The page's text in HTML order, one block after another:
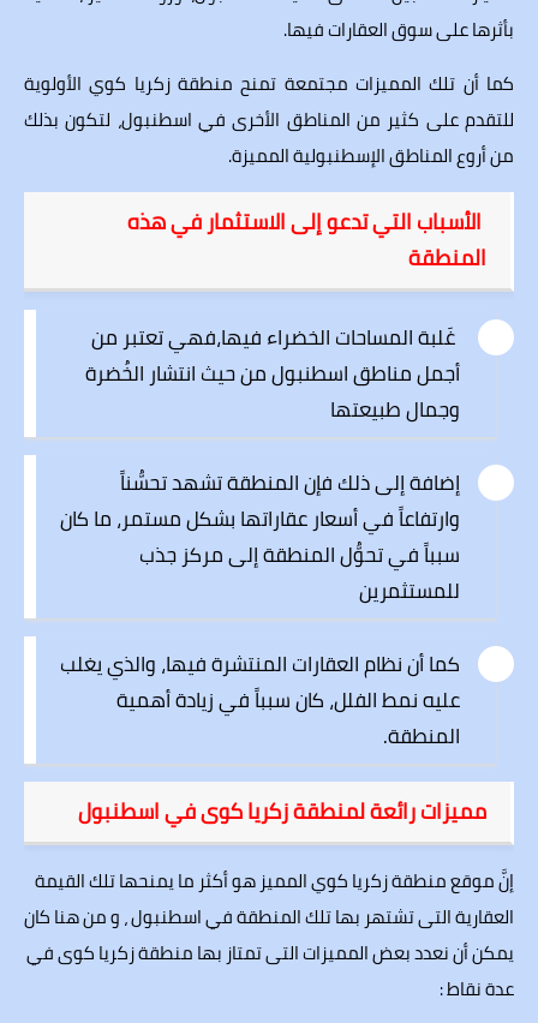
بأثرها على سوق العقارات فيها.
كما أن تلك المميزات مجتمعة تمنح منطقة زكريا كوي الأولوية
للتقدم على كثير من المناطق الأخرى في اسطنبول، لتكون بذلك
من أروع المناطق الإسطنبولية المميزة.
الأسباب التي تدعو إلى الاستثمار في هذه
المنطقة
غَلبة المساحات الخضراء فيها،فهي تعتبر من
أجمل مناطق اسطنبول من حيث انتشار الخُضرة
وجمال طبيعتها
إضافة إلى ذلك فإن المنطقة تشهد تحسُّناً
وارتفاعاً في أسعار عقاراتها بشكل مستمر، ما كان
سبباً في تحوُّل المنطقة إلى مركز جذب
للمستثمرين
كما أن نظام العقارات المنتشرة فيها، والذي يغلب
عليه نمط الفلل، كان سبباً في زيادة أهمية
المنطقة.
مميزات رائعة لمنطقة زكريا كوى في اسطنبول
إنَّ موقع منطقة زكريا كوي المميز هو أكثر ما يمنحها تلك القيمة
العقارية التى تشتهر بها تلك المنطقة في اسطنبول ، و من هنا كان
يمكن أن نعدد بعض المميزات التى تمتاز بها منطقة زكريا كوى في
عدة نقاط :